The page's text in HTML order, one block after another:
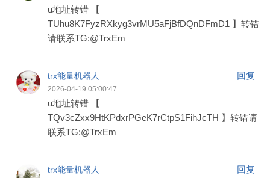
u地址转错 【
TUhu8K7FyzRXkyg3vrMU5aFjBfDQnDFmD1 】转错
请联系TG:@TrxEm
trx能量机器人 回复
2026-04-19 05:00:47
u地址转错 【
TQv3cZxx9HtKPdxrPGeK7rCtpS1FihJcTH 】转错请
联系TG:@TrxEm
trx能量机器人 回复